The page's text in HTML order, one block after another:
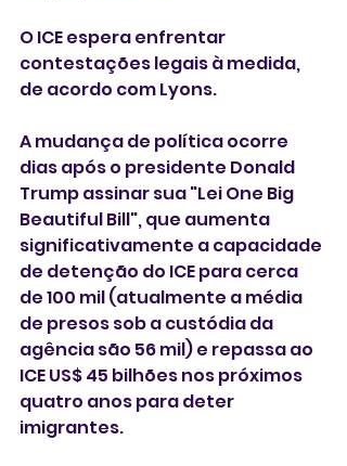
O ICE espera enfrentar
contestações legais à medida,
de acordo com Lyons.
A mudança de política ocorre
dias após o presidente Donald
Trump assinar sua "Lei One Big
Beautiful Bill", que aumenta
significativamente a capacidade
de detenção do ICE para cerca
de 100 mil (atualmente a média
de presos sob a custódia da
agência são 56 mil) e repassa ao
ICE US$ 45 bilhões nos próximos
quatro anos para deter
imigrantes.